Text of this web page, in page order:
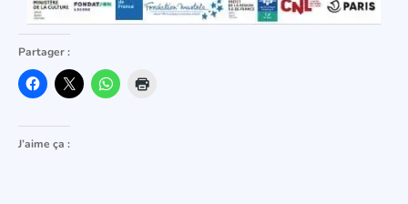
Partager :
J’aime ça :